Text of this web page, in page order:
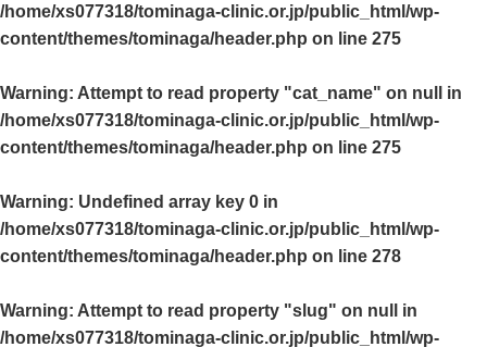
/home/xs077318/tominaga-clinic.or.jp/public_html/wp-
content/themes/tominaga/header.php on line 275
Warning: Attempt to read property "cat_name" on null in
/home/xs077318/tominaga-clinic.or.jp/public_html/wp-
content/themes/tominaga/header.php on line 275
Warning: Undefined array key 0 in
/home/xs077318/tominaga-clinic.or.jp/public_html/wp-
content/themes/tominaga/header.php on line 278
Warning: Attempt to read property "slug" on null in
/home/xs077318/tominaga-clinic.or.jp/public_html/wp-